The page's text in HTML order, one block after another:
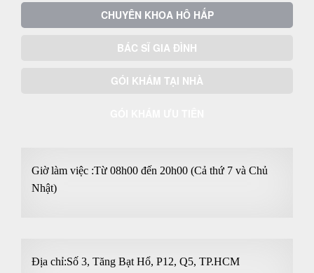
CHUYÊN KHOA HÔ HẤP
BÁC SĨ GIA ĐÌNH
GÓI KHÁM TẠI NHÀ
Giờ làm việc :Từ 08h00 đến 20h00 (Cả thứ 7 và Chủ
Nhật)
Địa chỉ:Số 3, Tăng Bạt Hổ, P12, Q5, TP.HCM